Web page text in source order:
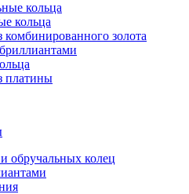
кольца
кольца
золота
платины
обручальных колец